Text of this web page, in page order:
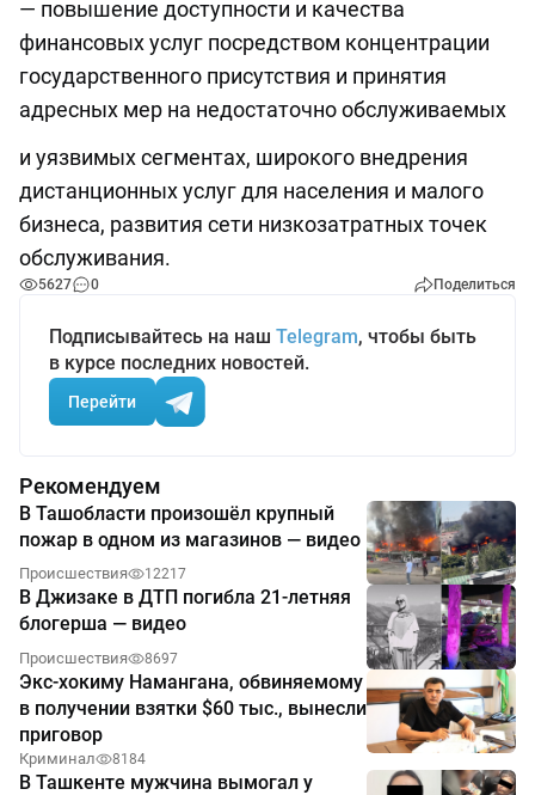
— повышение доступности и качества
финансовых услуг посредством концентрации
государственного присутствия и принятия
адресных мер на недостаточно обслуживаемых
и уязвимых сегментах, широкого внедрения
дистанционных услуг для населения и малого
бизнеса, развития сети низкозатратных точек
обслуживания.
5627 0 Поделиться
Подписывайтесь на наш Telegram, чтобы быть
в курсе последних новостей.
Перейти
Рекомендуем
В Ташобласти произошёл крупный
пожар в одном из магазинов — видео
Происшествия 12217
В Джизаке в ДТП погибла 21-летняя
блогерша — видео
Происшествия 8697
Экс-хокиму Намангана, обвиняемому
в получении взятки $60 тыс., вынесли
приговор
Криминал 8184
В Ташкенте мужчина вымогал у